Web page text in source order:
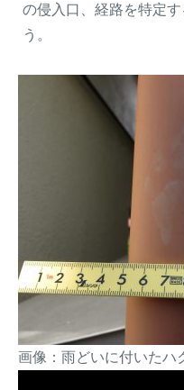
の侵入口、経路を特定
う。
画像：雨どいに付いたハ